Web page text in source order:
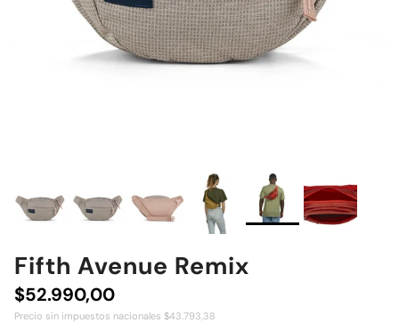
Fifth Avenue Remix
Precio normal
$52.990,00
Precio sin impuestos nacionales $43.793,38